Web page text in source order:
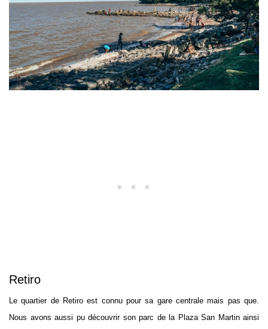
Retiro
Le quartier de Retiro est connu pour sa gare centrale mais pas que.
Nous avons aussi pu découvrir son parc de la Plaza San Martin ainsi